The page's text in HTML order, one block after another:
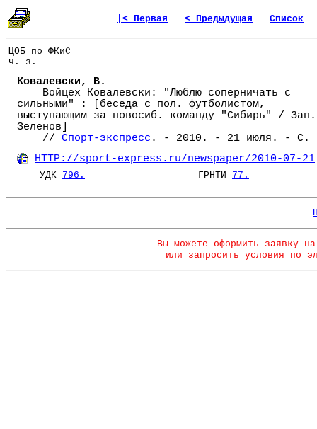
|< Первая < Предыдущая Список
ЦОБ по ФКиС
ч. з.
Ковалевски, В.
Войцех Ковалевски: "Люблю соперничать с
сильными" : [беседа с пол. футболистом,
выступающим за новосиб. команду "Сибирь" /
Зеленов]
// Спорт-экспресс . - 2010. - 21 июля. - С.
HTTP://sport-express.ru/newspaper/2010-07-21
УДК 796. ГРНТИ 77.
Вы можете оформить заявку
или запросить условия по